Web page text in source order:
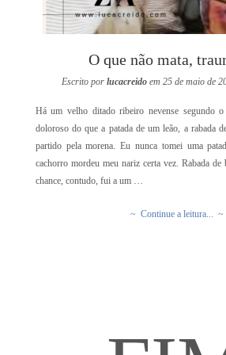
O que não mata,
Escrito por lucacreido em 25 de maio de
Há um velho ditado ribeiro nevense segundo
doloroso do que a patada de um leão, a rabada
partido pela morena. Eu nunca tomei uma
cachorro mordeu meu nariz certa vez. Rabada de
chance, contudo, fui a um …
~ Continue a leitura... ~